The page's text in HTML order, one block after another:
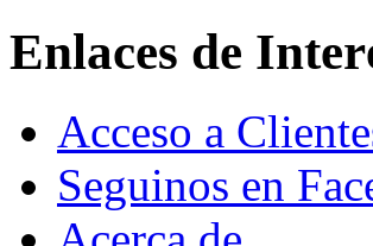
Enlaces de
Acceso a
Seguinos en